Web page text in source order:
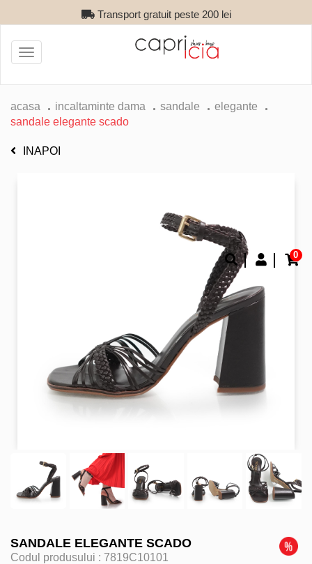
Transport gratuit peste 200 lei
0
Toggle
navigation
acasa incaltaminte dama sandale
elegante
sandale elegante scado
INAPOI
SANDALE ELEGANTE SCADO
Codul produsului : 7819C10101